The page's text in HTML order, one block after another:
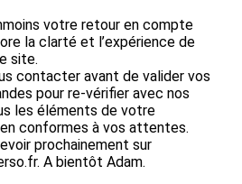
votre retour en compte
la clarté et l’expérience de
site.
contacter avant de valider vos
pour re-vérifier avec nos
les éléments de votre
conformes à vos attentes.
prochainement sur
A bientôt Adam.